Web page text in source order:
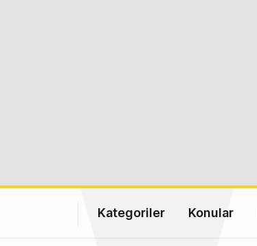
Kategoriler Konular